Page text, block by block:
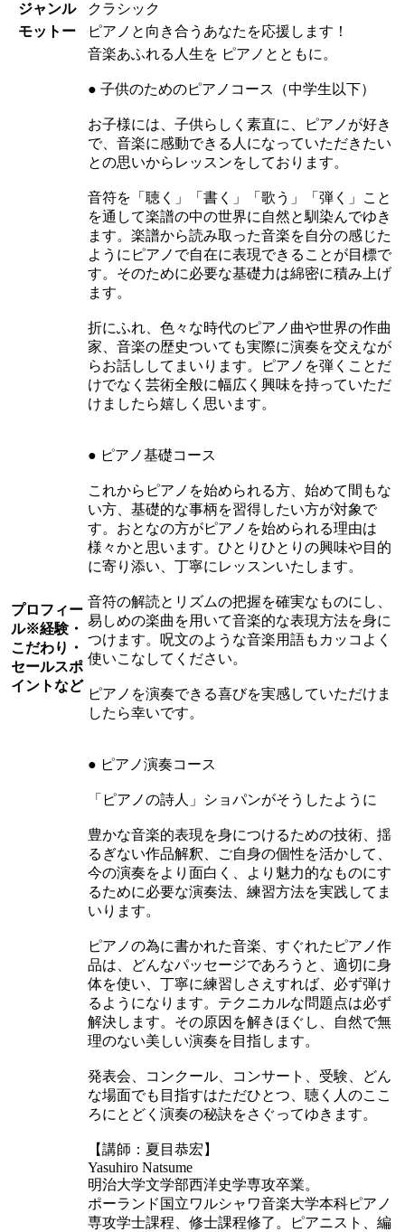
ジャンル
クラシック
モットー
ピアノと向き合うあなたを応援します！
プロフィー
ル※経験・
こだわり・
セールスポ
イントなど
音楽あふれる人生を ピアノとともに。
● 子供のためのピアノコース（中学生以下）
お子様には、子供らしく素直に、ピアノが好き
で、音楽に感動できる人になっていただきたい
との思いからレッスンをしております。
音符を「聴く」「書く」「歌う」「弾く」こと
を通して楽譜の中の世界に自然と馴染んでゆき
ます。楽譜から読み取った音楽を自分の感じた
ようにピアノで自在に表現できることが目標で
す。そのために必要な基礎力は綿密に積み上げ
ます。
折にふれ、色々な時代のピアノ曲や世界の作曲
家、音楽の歴史ついても実際に演奏を交えなが
らお話ししてまいります。ピアノを弾くことだ
けでなく芸術全般に幅広く興味を持っていただ
けましたら嬉しく思います。
● ピアノ基礎コース
これからピアノを始められる方、始めて間もな
い方、基礎的な事柄を習得したい方が対象で
す。おとなの方がピアノを始められる理由は
様々かと思います。ひとりひとりの興味や目的
に寄り添い、丁寧にレッスンいたします。
音符の解読とリズムの把握を確実なものにし、
易しめの楽曲を用いて音楽的な表現方法を身に
つけます。呪文のような音楽用語もカッコよく
使いこなしてください。
ピアノを演奏できる喜びを実感していただけま
したら幸いです。
● ピアノ演奏コース
「ピアノの詩人」ショパンがそうしたように
豊かな音楽的表現を身につけるための技術、揺
るぎない作品解釈、ご自身の個性を活かして、
今の演奏をより面白く、より魅力的なものにす
るために必要な演奏法、練習方法を実践してま
いります。
ピアノの為に書かれた音楽、すぐれたピアノ作
品は、どんなパッセージであろうと、適切に身
体を使い、丁寧に練習しさえすれば、必ず弾け
るようになります。テクニカルな問題点は必ず
解決します。その原因を解きほぐし、自然で無
理のない美しい演奏を目指します。
発表会、コンクール、コンサート、受験、どん
な場面でも目指すはただひとつ、聴く人のここ
ろにとどく演奏の秘訣をさぐってゆきます。
【講師：夏目恭宏】
Yasuhiro Natsume
明治大学文学部西洋史学専攻卒業。
ポーランド国立ワルシャワ音楽大学本科ピアノ
専攻学士課程、修士課程修了。ピアニスト、編